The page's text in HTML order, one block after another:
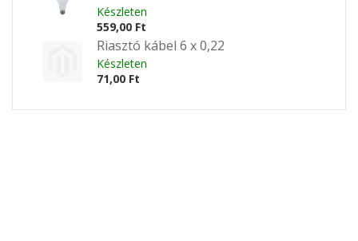
Készleten
559,00 Ft
Riasztó kábel 6 x 0,22
Készleten
71,00 Ft